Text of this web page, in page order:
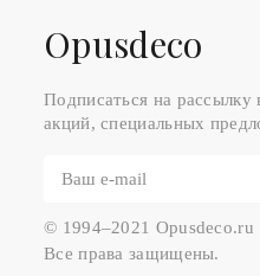
Оpusdeco
Подписаться на рассылку
акций, специальных
© 1994–2021 Opusdeco.ru
Все права защищены.